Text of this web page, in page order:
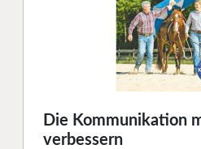
Die Kommunikation
verbessern